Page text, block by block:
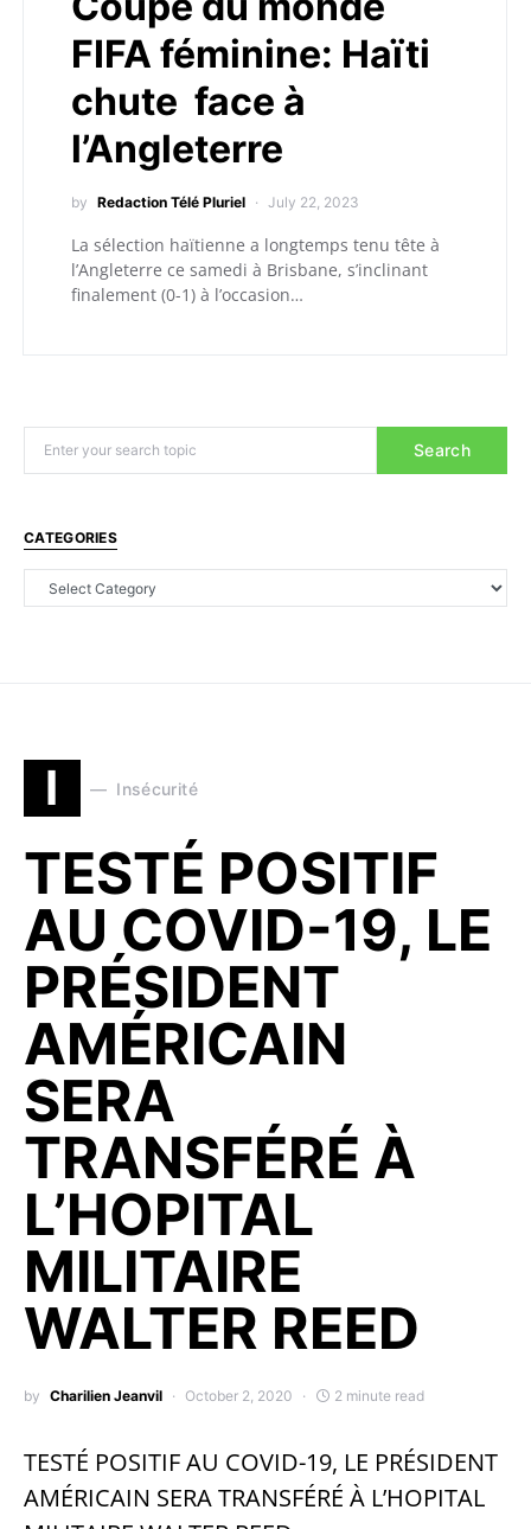
FIFA féminine: Haïti
chute face à
l’Angleterre
by Redaction Télé Pluriel July 22, 2023
La sélection haïtienne a longtemps tenu tête à
l’Angleterre ce samedi à Brisbane, s’inclinant
finalement (0-1) à l’occasion…
Search
CATEGORIES
I Insécurité
TESTÉ POSITIF
AU COVID-19, LE
PRÉSIDENT
AMÉRICAIN
SERA
TRANSFÉRÉ À
L’HOPITAL
MILITAIRE
WALTER REED
by Charilien Jeanvil October 2, 2020 2 minute read
TESTÉ POSITIF AU COVID-19, LE PRÉSIDENT
AMÉRICAIN SERA TRANSFÉRÉ À L’HOPITAL